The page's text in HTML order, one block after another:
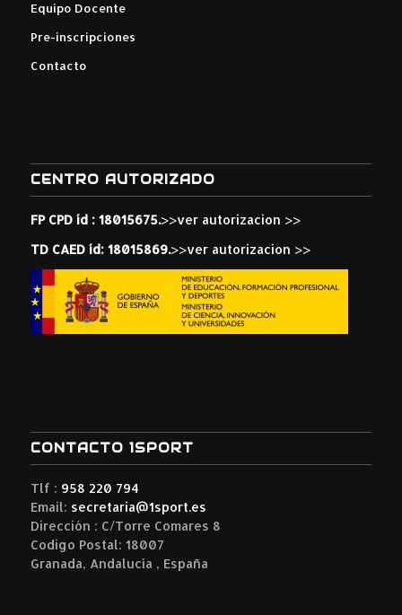
Equipo Docente
Pre-inscripciones
Contacto
CENTRO AUTORIZADO
FP CPD íd : 18015675.>>ver autorizacion >>
TD CAED íd: 18015869.>>ver autorizacion >>
CONTACTO 1SPORT
Tlf : 958 220 794
Email: secretaria@1sport.es
Dirección : C/Torre Comares 8
Codigo Postal: 18007
Granada, Andalucía , España